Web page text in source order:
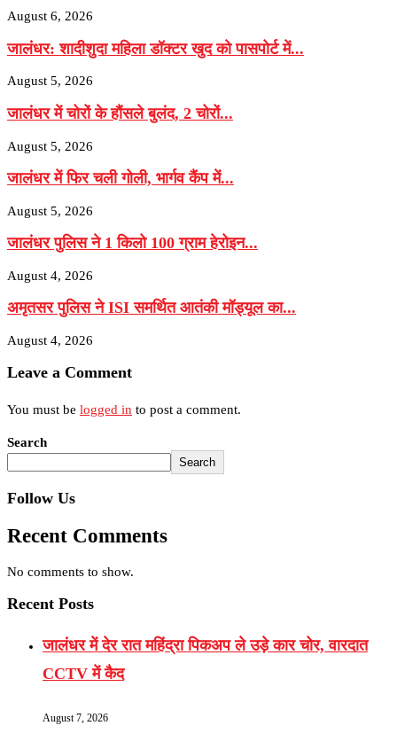
August 6, 2026
जालंधर: शादीशुदा महिला डॉक्टर खुद को पासपोर्ट में...
August 5, 2026
जालंधर में चोरों के हौंसले बुलंद, 2 चोरों...
August 5, 2026
जालंधर में फिर चली गोली, भार्गव कैंप में...
August 5, 2026
जालंधर पुलिस ने 1 किलो 100 ग्राम हेरोइन...
August 4, 2026
अमृतसर पुलिस ने ISI समर्थित आतंकी मॉड्यूल का...
August 4, 2026
Leave a Comment
You must be logged in to post a comment.
Search
Search
Follow Us
Recent Comments
No comments to show.
Recent Posts
जालंधर में देर रात महिंद्रा पिकअप ले उड़े कार चोर, वारदात
CCTV में कैद
August 7, 2026